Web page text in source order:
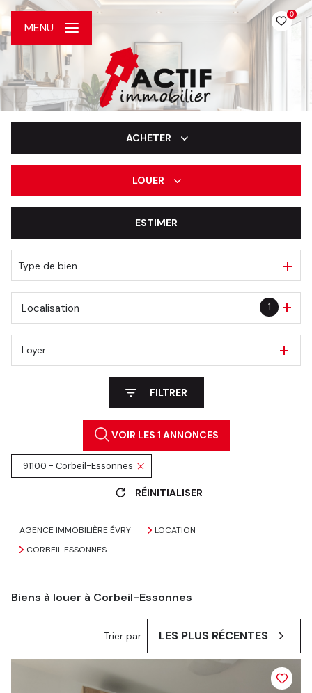
0
MENU
ACHETER
De l'immo pro
LOUER
De l'immo pro
ESTIMER
Type de bien
1
Localisation
Loyer
FILTRER
VOIR LES 1 ANNONCES
91100 - Corbeil-Essonnes
RÉINITIALISER
AGENCE IMMOBILIÈRE ÉVRY
LOCATION
CORBEIL ESSONNES
Biens à louer à Corbeil-Essonnes
Trier par LES PLUS RÉCENTES